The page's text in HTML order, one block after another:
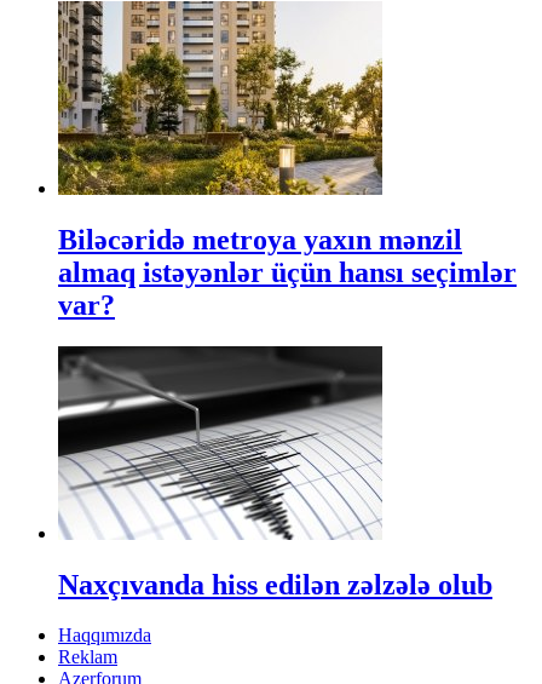
Biləcəridə metroya yaxın mənzil
almaq istəyənlər üçün hansı seçimlər
var?
Naxçıvanda hiss edilən zəlzələ olub
Haqqımızda
Reklam
Azerforum